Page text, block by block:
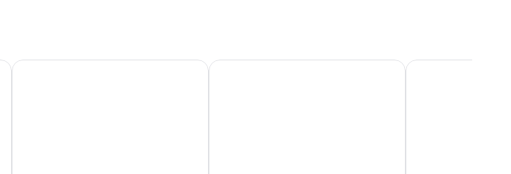
신주쿠 그란벨 호텔 호텔 메트로폴리탄 에드몬트 도쿄 더 낫 도쿄 신주쿠